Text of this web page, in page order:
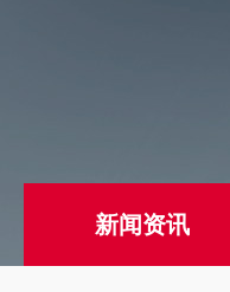
新闻资讯